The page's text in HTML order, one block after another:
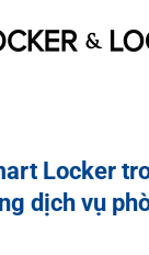
Locker
dịch vụ